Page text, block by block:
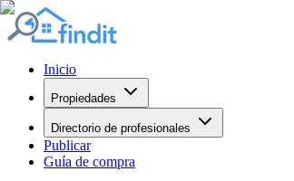
Inicio
Propiedades
Directorio de profesionales
Publicar
Guía de compra